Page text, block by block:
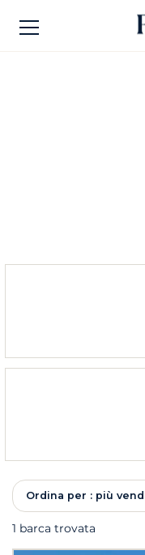
Ordina per : più
1 barca trovata